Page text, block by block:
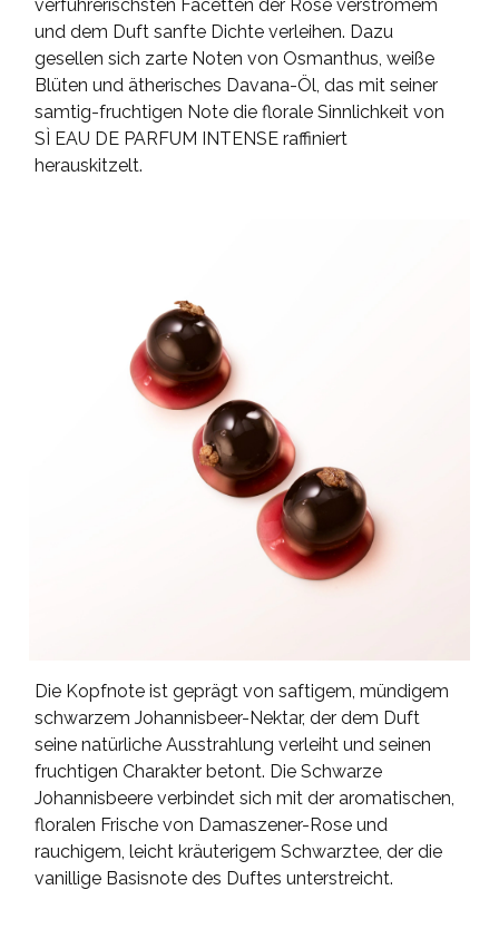
verführerischsten Facetten der Rose verströmem
und dem Duft sanfte Dichte verleihen. Dazu
gesellen sich zarte Noten von Osmanthus, weiße
Blüten und ätherisches Davana-Öl, das mit seiner
samtig-fruchtigen Note die florale Sinnlichkeit von
SÌ EAU DE PARFUM INTENSE raffiniert
herauskitzelt.
Die Kopfnote ist geprägt von saftigem, mündigem
schwarzem Johannisbeer-Nektar, der dem Duft
seine natürliche Ausstrahlung verleiht und seinen
fruchtigen Charakter betont. Die Schwarze
Johannisbeere verbindet sich mit der aromatischen,
floralen Frische von Damaszener-Rose und
rauchigem, leicht kräuterigem Schwarztee, der die
vanillige Basisnote des Duftes unterstreicht.